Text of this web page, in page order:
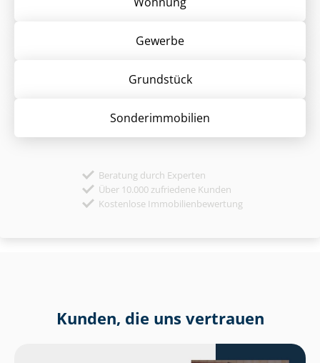
Gewerbe
Grund­stück
Sonder­immobilien
Beratung durch Experten
Über 10.000 zufriedene Kunden
Kostenlose Immobilienbewertung
Kunden, die uns vertrauen